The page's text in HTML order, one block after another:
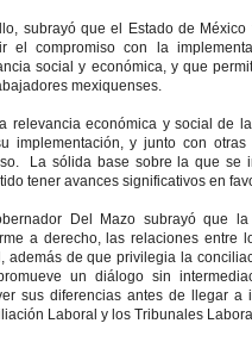
subrayó que el Estado de
el compromiso con la
social y económica, y que
mexiquenses.
relevancia económica y social de
implementación, y junto con
La sólida base sobre la que se
tener avances significativos en
Del Mazo subrayó que
a derecho, las relaciones entre
además de que privilegia la
un diálogo sin
sus diferencias antes de llegar a
Laboral y los Tribunales